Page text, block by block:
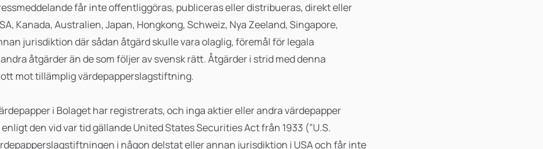
får inte offentliggöras, publiceras eller distribueras, direkt eller
Kanada, Australien, Japan, Hongkong, Schweiz, Nya Zeeland, Singapore,
jurisdiktion där sådan åtgärd skulle vara olaglig, föremål för legala
åtgärder än de som följer av svensk rätt. Åtgärder i strid med denna
mot tillämplig värdepapperslagstiftning.
i Bolaget har registrerats, och inga aktier eller andra värdepapper
den vid var tid gällande United States Securities Act från 1933 (”U.S.
i någon delstat eller annan jurisdiktion i USA och får inte